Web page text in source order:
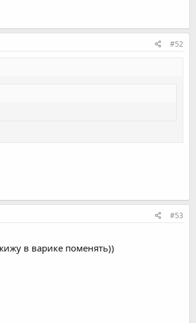
#52
#53
в варике поменять))